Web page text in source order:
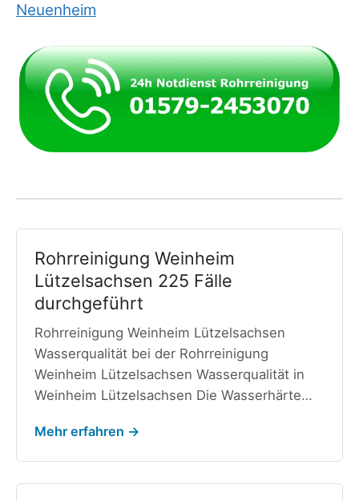
Neuenheim
Rohrreinigung Weinheim
Lützelsachsen 225 Fälle
durchgeführt
Rohrreinigung Weinheim Lützelsachsen
Wasserqualität bei der Rohrreinigung
Weinheim Lützelsachsen Wasserqualität in
Weinheim Lützelsachsen Die Wasserhärte…
Mehr erfahren →